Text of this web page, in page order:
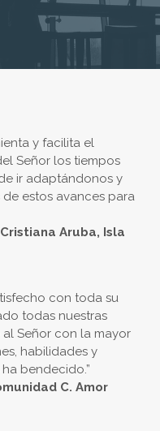
y facilita el
Señor los tiempos
ir adaptándonos y
estos avances para
Aruba, Isla
con toda su
todas nuestras
Señor con la mayor
habilidades y
bendecido.”
C. Amor